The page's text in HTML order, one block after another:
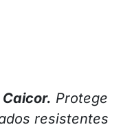
Protege
resistentes